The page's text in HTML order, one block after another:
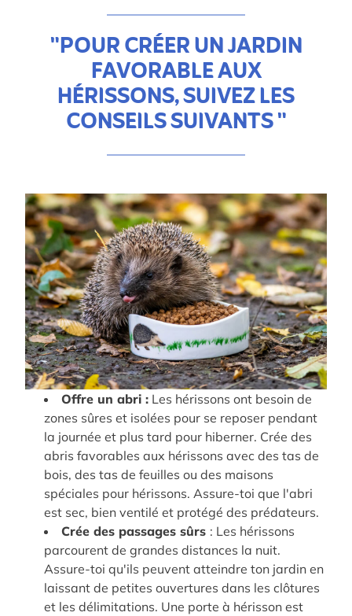
"POUR CRÉER UN JARDIN
FAVORABLE AUX
HÉRISSONS, SUIVEZ LES
CONSEILS SUIVANTS "
Offre un abri : Les hérissons ont besoin de
zones sûres et isolées pour se reposer pendant
la journée et plus tard pour hiberner. Crée des
abris favorables aux hérissons avec des tas de
bois, des tas de feuilles ou des maisons
spéciales pour hérissons. Assure-toi que l'abri
est sec, bien ventilé et protégé des prédateurs.
Crée des passages sûrs : Les hérissons
parcourent de grandes distances la nuit.
Assure-toi qu'ils peuvent atteindre ton jardin en
laissant de petites ouvertures dans les clôtures
et les délimitations. Une porte à hérisson est